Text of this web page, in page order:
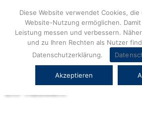
springen
Herstellerneutrale ERP
Diese Website verwendet Cookies,
Website-Nutzung ermöglichen.
Leistung messen und verbessern.
und zu Ihren Rechten als Nutzer
Datenschutzerklärung.
Akzeptieren